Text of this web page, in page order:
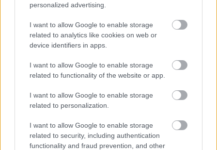
personalized advertising.
I want to allow Google to enable storage
related to analytics like cookies on web or
device identifiers in apps.
I want to allow Google to enable storage
related to functionality of the website or app.
I want to allow Google to enable storage
related to personalization.
I want to allow Google to enable storage
related to security, including authentication
functionality and fraud prevention, and other